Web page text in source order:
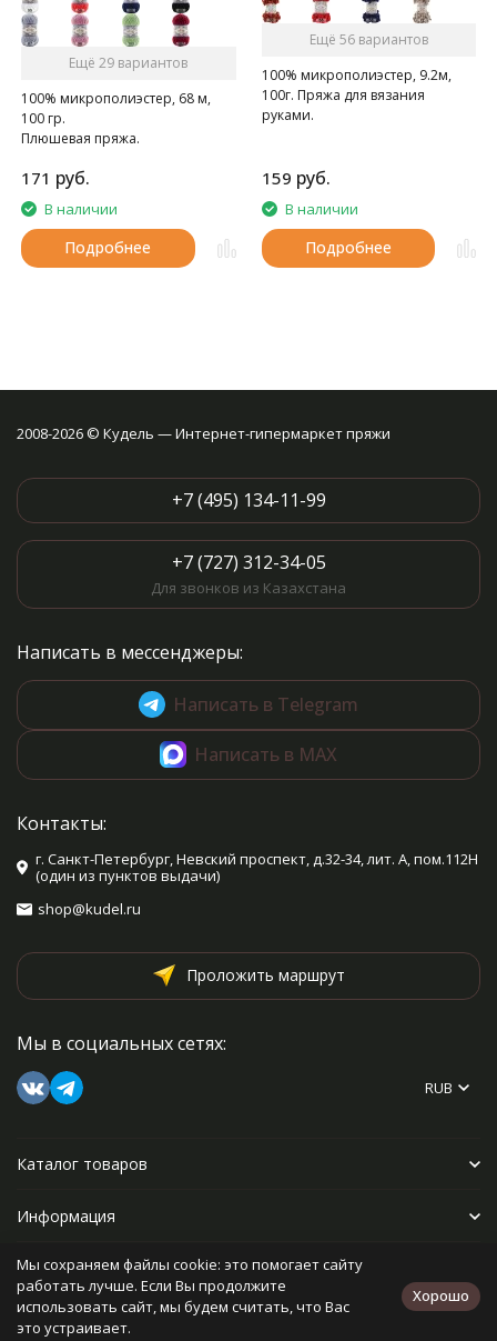
Ещё 29 вариантов
100% микрополиэстер, 68 м,
100 гр.
Плюшевая пряжа.
171 руб.
В наличии
Подробнее
Ещё 56 вариантов
100% микрополиэстер, 9.2м,
100г. Пряжа для вязания
руками.
159 руб.
В наличии
Подробнее
2008-2026 © Кудель — Интернет-гипермаркет пряжи
+7 (495) 134-11-99
+7 (727) 312-34-05
Для звонков из Казахстана
Написать в мессенджеры:
Написать в Telegram
Написать в MAX
Контакты:
г. Санкт-Петербург, Невский проспект, д.32-34, лит. А, пом.112Н
(один из пунктов выдачи)
shop@kudel.ru
Проложить маршрут
Мы в социальных сетях:
RUB
Каталог товаров
Информация
Прочее
Политика персональных данных
Мы сохраняем файлы cookie: это помогает сайту
работать лучше. Если Вы продолжите
использовать сайт, мы будем считать, что Вас
это устраивает.
Хорошо